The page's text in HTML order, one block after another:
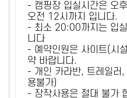
- 캠핑장 입실시간은 오
오전 12시까지 입니다.
- 최소 20:00까지는 입
니다
- 예약인원은 사이트(시
약 바랍니다.
- 개인 카라반, 트레일러,
용불가)
- 장작사용은 절대 불가